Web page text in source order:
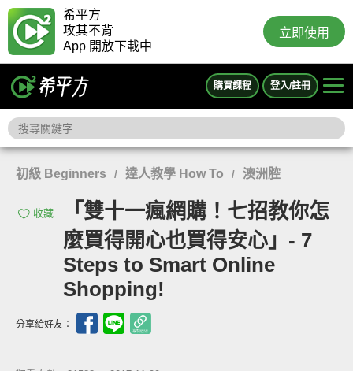
希平方
攻其不背
App 開放下載中
立即使用
購買課程 登入/註冊
初級 Beginners / 達人教學 How To / 澳洲腔
收藏
「雙十一瘋網購！七招教你怎
麼買得開心也買得安心」- 7
Steps to Smart Online
Shopping!
分享給好友：